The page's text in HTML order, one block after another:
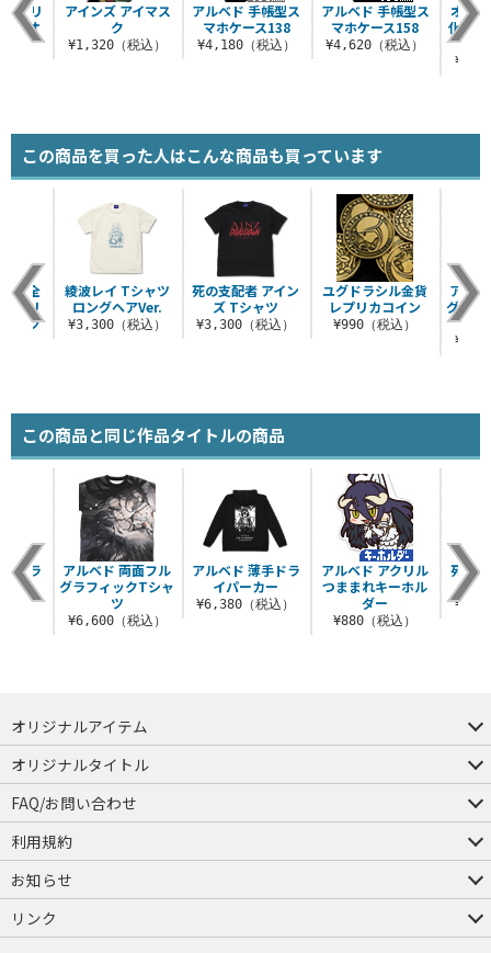
アルベド 手帳型ス
マホケース138
¥4,180（税込）
アルベド 手帳型ス
マホケース158
¥4,620（税込）
オー
化ガ
ブリ
タオ
アインズ アイマス
ク
¥1,320（税込）
この商品を買った人はこんな商品も買っています
死の支配者 アイン
ズ Tシャツ
¥3,300（税込）
ユグドラシル金貨
レプリカコイン
¥990（税込）
アル
グラフ
、全
ゲリ
ャツ
綾波レイ Tシャツ
ロングヘアVer.
¥3,300（税込）
この商品と同じ作品タイトルの商品
アルベド 薄手ドラ
イパーカー
¥6,380（税込）
アルベド アクリル
つままれキーホル
ダー
¥880（税込）
死の
ズ
カラ
ス
込）
アルベド 両面フル
グラフィックTシャ
ツ
¥6,600（税込）
オリジナルアイテム
つままれ
つかまれ
ピョコッテ
オリジナルタイトル
アイテムヤ
ミスカトニック大學購買部
FAQ/お問い合わせ
FAQ
お問い合わせ
利用規約
会員規約・ポイント規約
特定商取引法に関する表示
プライバシーポリシー
お知らせ
店舗情報
採用情報
発売日変更のお知らせ
販売代理店・取扱店募集
海外のご案内（English）
リンク